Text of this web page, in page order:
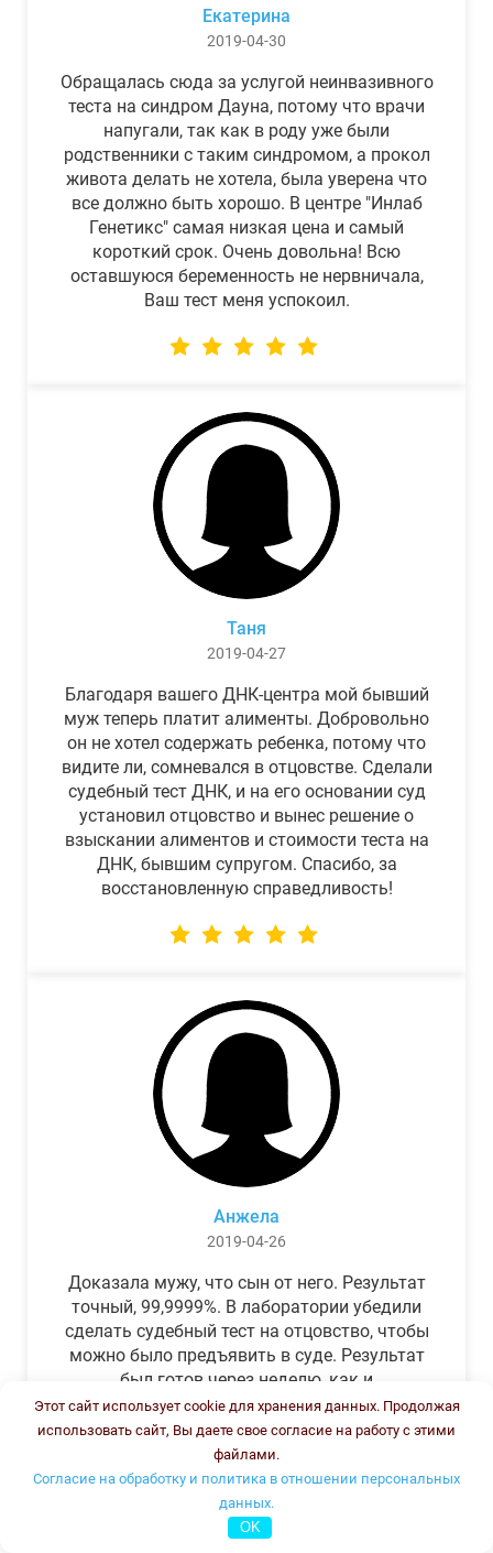
Екатерина
2019-04-30
Обращалась сюда за услугой неинвазивного
теста на синдром Дауна, потому что врачи
напугали, так как в роду уже были
родственники с таким синдромом, а прокол
живота делать не хотела, была уверена что
все должно быть хорошо. В центре "Инлаб
Генетикс" самая низкая цена и самый
короткий срок. Очень довольна! Всю
оставшуюся беременность не нервничала,
Ваш тест меня успокоил.
Таня
2019-04-27
Благодаря вашего ДНК-центра мой бывший
муж теперь платит алименты. Добровольно
он не хотел содержать ребенка, потому что
видите ли, сомневался в отцовстве. Сделали
судебный тест ДНК, и на его основании суд
установил отцовство и вынес решение о
взыскании алиментов и стоимости теста на
ДНК, бывшим супругом. Спасибо, за
восстановленную справедливость!
Анжела
2019-04-26
Доказала мужу, что сын от него. Результат
точный, 99,9999%. В лаборатории убедили
сделать судебный тест на отцовство, чтобы
можно было предъявить в суде. Результат
был готов через неделю, как и
обещали.Теперь муж бегает и извиняется.
Этот сайт использует cookie для хранения данных. Продолжая
использовать сайт, Вы даете свое согласие на работу с этими
файлами.
Согласие на обработку и политика в отношении персональных
данных.
OK